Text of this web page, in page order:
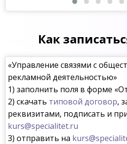
Как
«Управление связями с
рекламной деятельностью»
1) заполнить поля в форме
2) скачать типовой договор,
реквизитами, подписать и
kurs@specialitet.ru
3) отправить на